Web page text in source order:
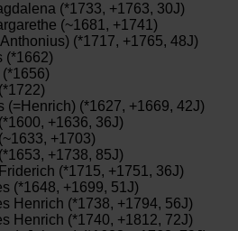
(*1733, +1763, 30J)
(~1681, +1741)
(*1717, +1765, 48J)
(*1662)
(=Henrich) (*1627, +1669, 42J)
+1636, 36J)
+1703)
+1738, 85J)
(*1715, +1751, 36J)
(*1648, +1699, 51J)
Henrich (*1738, +1794, 56J)
Henrich (*1740, +1812, 72J)